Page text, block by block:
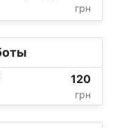
грн
120
грн